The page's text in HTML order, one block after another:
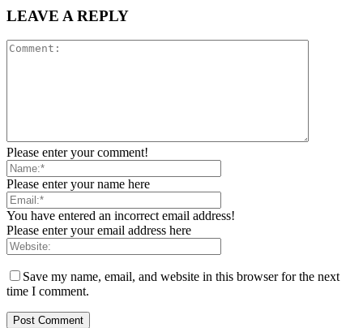
LEAVE A REPLY
Please enter your comment!
Please enter your name here
You have entered an incorrect email address!
Please enter your email address here
Save my name, email, and website in this browser for the next
time I comment.